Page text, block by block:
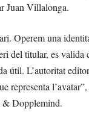
Juan Villalonga.
Operem una
del titular, es valida
útil. L’autoritat
representa
& Dopplemind.